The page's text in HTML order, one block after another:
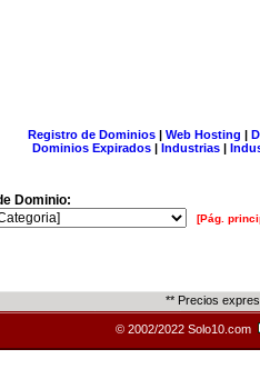
Registro de Dominios| Web Hosting |
Dominios Expirados | Industrias |
Dominio:
[Pág.
** Precios
© 2002/2022 Solo10.com